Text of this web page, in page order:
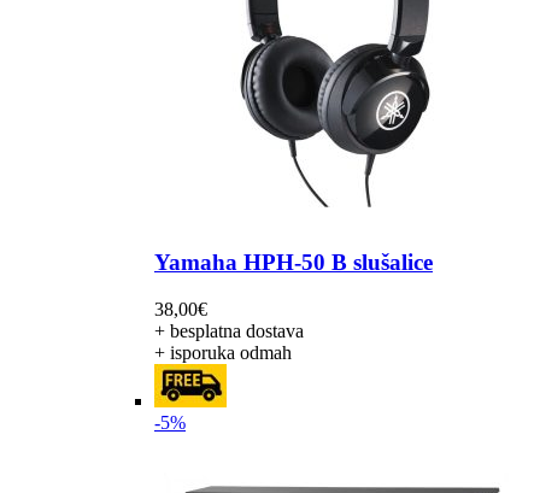
Yamaha HPH-50 B slušalice
38,00€
+ besplatna dostava
+ isporuka odmah
-5%